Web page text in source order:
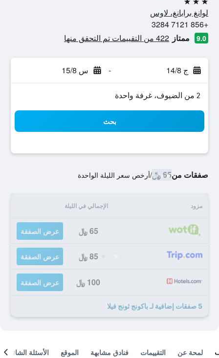
3 نجوم
لوانغ برابانغ، لاوس
+856 7121 3284
9.0 ممتاز 422 من التقييمات تم التحقق منها
ج 14/8 - س 15/8
2 من الضيوف، غرفة واحدة
بحث
صفقات من65 ﷼ /أرخص سعر الليلة الواحدة
مزود الإجمالي في الليلة
65 ﷼ عرض الصفقة
85 ﷼ عرض الصفقة
100 ﷼ عرض الصفقة
5 صفقات إضافية لـ باكونج ثونج فيلا
لمحة عن التقييمات فنادق مشابهة الموقع الأسئلة الشائعة